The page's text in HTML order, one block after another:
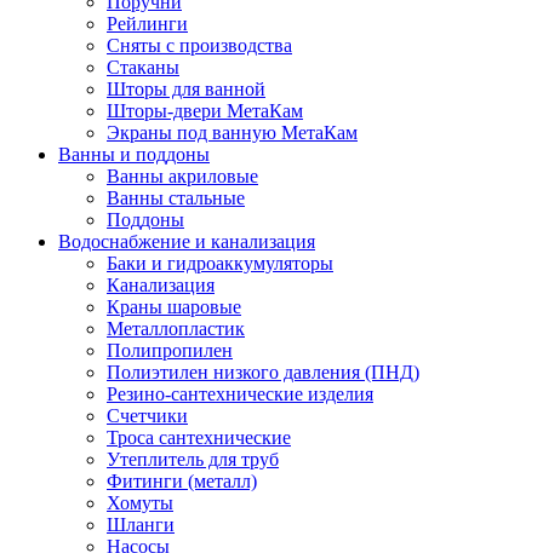
Рейлинги
Сняты с производства
Стаканы
Шторы для ванной
Шторы-двери МетаКам
Экраны под ванную МетаКам
Ванны и поддоны
Ванны акриловые
Ванны стальные
Поддоны
Водоснабжение и канализация
Баки и гидроаккумуляторы
Канализация
Краны шаровые
Металлопластик
Полипропилен
Полиэтилен низкого давления (ПНД)
Резино-сантехнические изделия
Счетчики
Троса сантехнические
Утеплитель для труб
Фитинги (металл)
Хомуты
Шланги
Насосы